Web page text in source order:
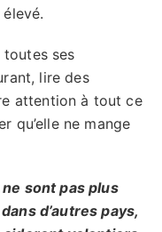
toutes ses
lire des
attention à tout ce
qu’elle ne mange
sont pas plus
d’autres pays,